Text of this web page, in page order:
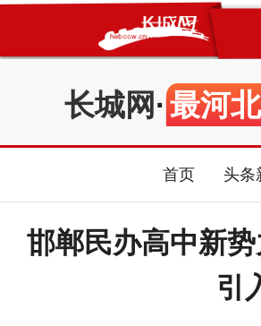
长城网 ·最河北
首页 头条
邯郸民办高中新
引